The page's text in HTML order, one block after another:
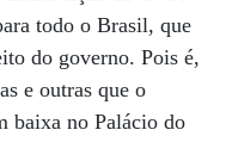
todo o Brasil, que
do governo. Pois é,
e outras que o
baixa no Palácio do